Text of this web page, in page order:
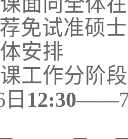
免试准硕
安排
工作分阶
日 12:30——